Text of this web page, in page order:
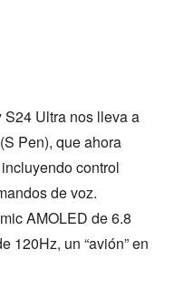
Ultra nos lleva a
Pen), que ahora
control
de voz.
AMOLED de 6.8
120Hz, un “avión” en